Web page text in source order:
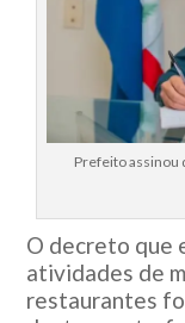
Prefeito assinou
O decreto que
atividades de
restaurantes